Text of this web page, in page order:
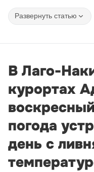
Развернуть статью
В Лаго-
курортах
погода
день с